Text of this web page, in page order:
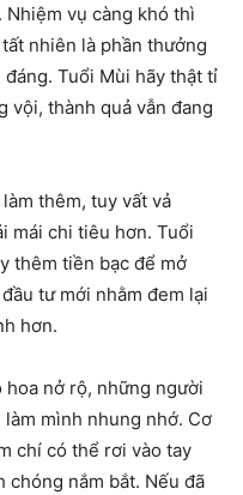
Nhiệm vụ càng khó thì
nhiên là phần thưởng
Tuổi Mùi hãy thật tỉ
vội, thành quả vẫn đang
thêm, tuy vất vả
mái chi tiêu hơn. Tuổi
thêm tiền bạc để mở
tư mới nhằm đem lại
hơn.
nở rộ, những người
mình nhung nhớ. Cơ
chí có thể rơi vào tay
chóng nắm bắt. Nếu đã